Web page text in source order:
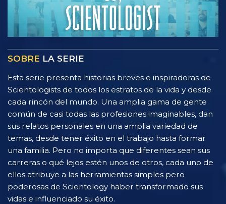
SOBRE LA SERIE
Esta serie presenta historias breves e inspiradoras de
Scientologists de todos los estratos de la vida y desde
cada rincón del mundo. Una amplia gama de gente
común de casi todas las profesiones imaginables, dan
sus relatos personales en una amplia variedad de
temas, desde tener éxito en el trabajo hasta formar
una familia. Pero no importa que diferentes sean sus
carreras o qué lejos estén unos de otros, cada uno de
ellos atribuye a las herramientas simples pero
poderosas de Scientology haber transformado sus
vidas e influenciado su éxito.